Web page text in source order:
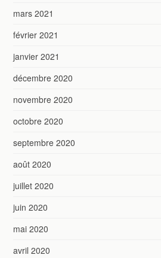
mars 2021
février 2021
janvier 2021
décembre 2020
novembre 2020
octobre 2020
septembre 2020
août 2020
juillet 2020
juin 2020
mai 2020
avril 2020